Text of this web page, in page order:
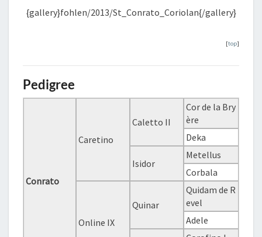
{gallery}fohlen/2013/St_Conrato_Coriolan{/gallery}
[top]
Pedigree
Conrato
Caretino
Caletto II
Cor de la Bry
ère
Deka
Isidor
Metellus
Corbala
Online IX
Quinar
Quidam de R
evel
Adele